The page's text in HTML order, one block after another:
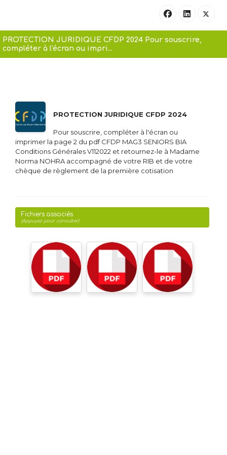
PROTECTION JURIDIQUE CFDP 2024 Pour souscrire,
compléter à l'écran ou impri...
PROTECTION JURIDIQUE CFDP 2024
Pour souscrire, compléter à l'écran ou
imprimer la page 2 du pdf CFDP MAG3 SENIORS BIA
Conditions Générales V112022 et retournez-le à Madame
Norma NOHRA accompagné de votre RIB et de votre
chèque de règlement de la première cotisation
Fichiers associés
(Appuyez pour consulter)